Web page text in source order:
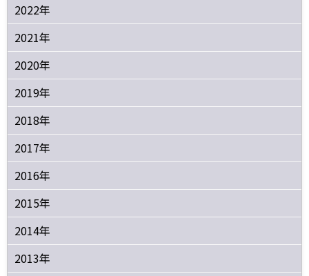
2022年
2021年
2020年
2019年
2018年
2017年
2016年
2015年
2014年
2013年